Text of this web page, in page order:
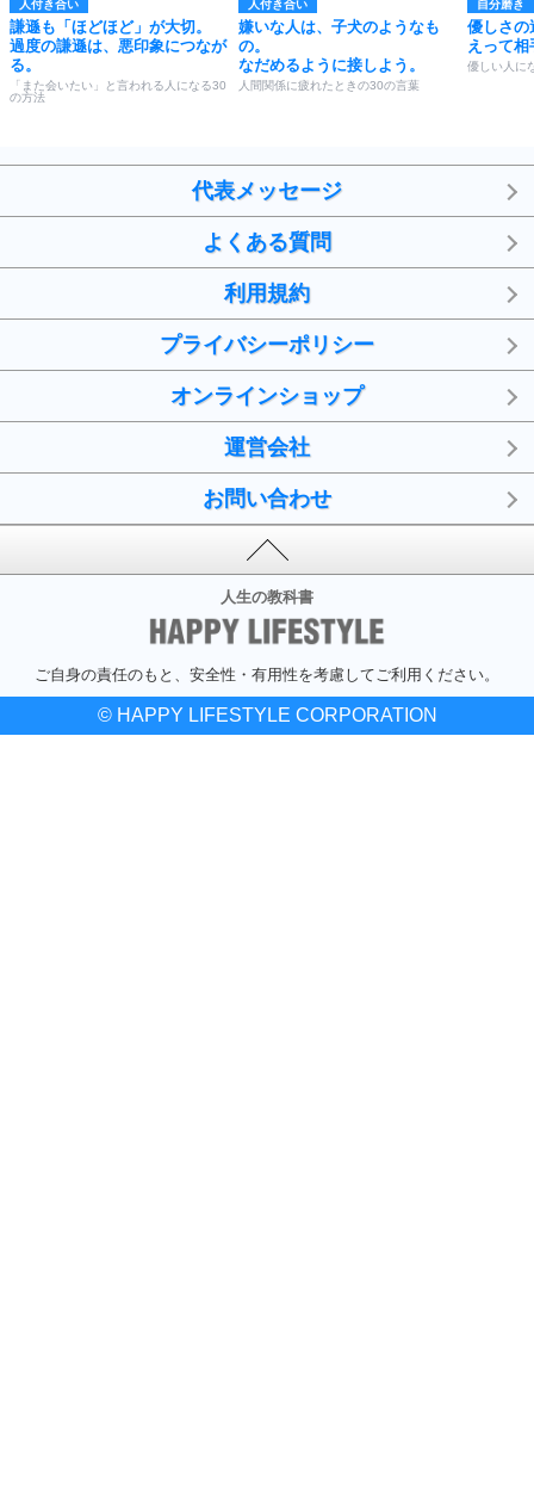
人付き合い
謙遜も「ほどほど」が大切。
過度の謙遜は、悪印象につなが
る。
「また会いたい」と言われる人になる30
の方法
人付き合い
嫌いな人は、子犬のようなも
の。
なだめるように接しよう。
人間関係に疲れたときの30の言葉
自分磨き
優しさの
えって
優しい人に
代表メッセージ
よくある質問
利用規約
プライバシーポリシー
オンラインショップ
運営会社
お問い合わせ
人生の教科書
ご自身の責任のもと、安全性・有用性を考慮してご利用ください。
© HAPPY LIFESTYLE CORPORATION